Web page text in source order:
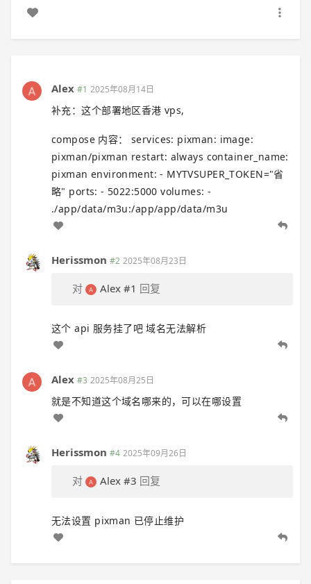
Alex #1 2025年08月14日
补充：这个部署地区香港 vps,
compose 内容： services: pixman: image:
pixman/pixman restart: always container_name:
pixman environment: - MYTVSUPER_TOKEN="省
略" ports: - 5022:5000 volumes: -
./app/data/m3u:/app/app/data/m3u
Herissmon #2 2025年08月23日
对 Alex #1 回复
这个 api 服务挂了吧 域名无法解析
Alex #3 2025年08月25日
就是不知道这个域名哪来的，可以在哪设置
Herissmon #4 2025年09月26日
对 Alex #3 回复
无法设置 pixman 已停止维护